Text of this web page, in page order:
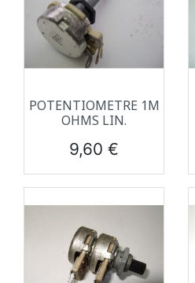
POTENTIOMETRE 1M
OHMS LIN.
Prix
9,60 €